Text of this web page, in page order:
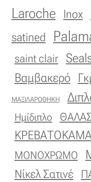
Laroche
Inox
satined
saint clair
Βαμβακερό
ΜΑΞΙΛΑΡΟΘΗΚΗ
Ημίδιπλο
ΜΟΝΟΧΡΩΜΟ
Νίκελ Σατινέ